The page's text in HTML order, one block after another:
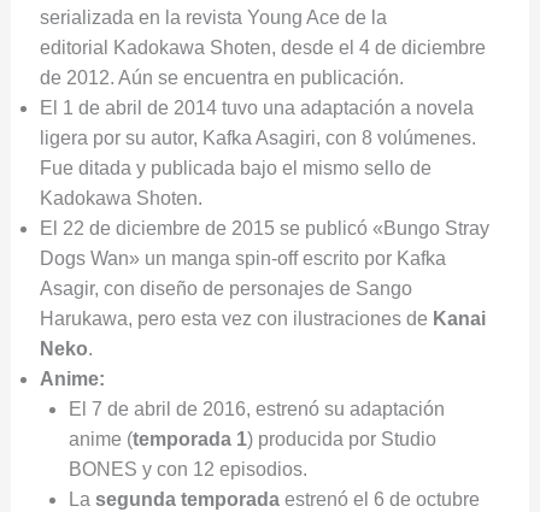
serializada en la revista Young Ace de la
editorial Kadokawa Shoten, desde el 4 de diciembre
de 2012. Aún se encuentra en publicación.
El 1 de abril de 2014 tuvo una adaptación a novela
ligera por su autor, Kafka Asagiri, con 8 volúmenes.
Fue ditada y publicada bajo el mismo sello de
Kadokawa Shoten.
El 22 de diciembre de 2015 se publicó «Bungo Stray
Dogs Wan» un manga spin-off escrito por Kafka
Asagir, con diseño de personajes de Sango
Harukawa, pero esta vez con ilustraciones de Kanai
Neko.
Anime:
El 7 de abril de 2016, estrenó su adaptación
anime (temporada 1) producida por Studio
BONES y con 12 episodios.
La segunda temporadaestrenó el 6 de octubre